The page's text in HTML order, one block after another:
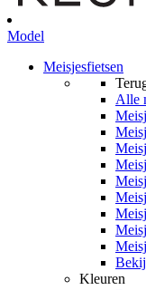
Model
Meisjesfietsen
Alle
Kleuren